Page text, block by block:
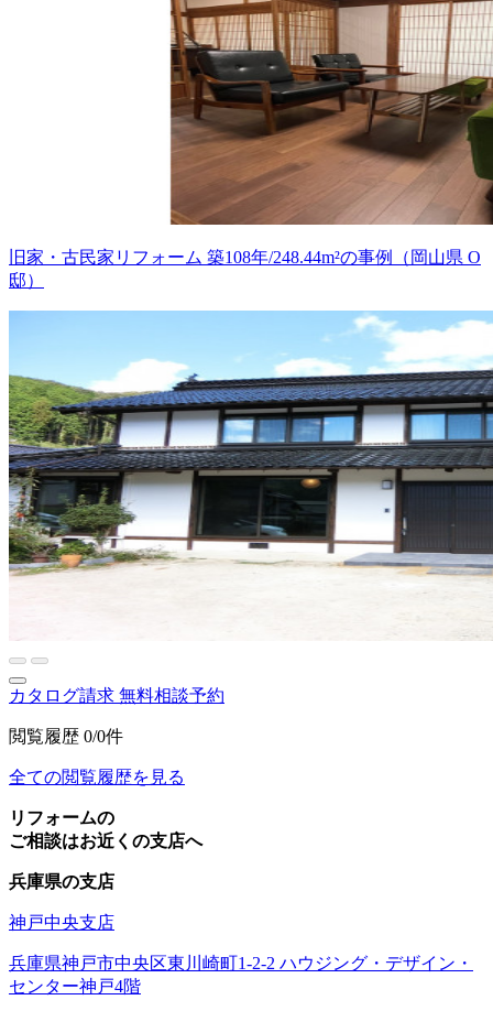
旧家・古民家リフォーム 築108年/248.44m²の事例（岡山県 O
邸）
カタログ請求 無料相談予約
閲覧履歴 0/0件
全ての閲覧履歴を見る
リフォームの
ご相談はお近くの支店へ
兵庫県の支店
神戸中央支店
兵庫県神戸市中央区東川崎町1-2-2 ハウジング・デザイン・
センター神戸4階